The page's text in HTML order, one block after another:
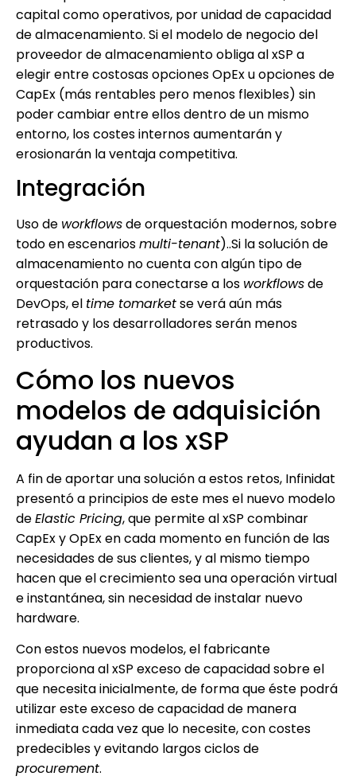
capital como operativos, por unidad de capacidad
de almacenamiento. Si el modelo de negocio del
proveedor de almacenamiento obliga al xSP a
elegir entre costosas opciones OpEx u opciones de
CapEx (más rentables pero menos flexibles) sin
poder cambiar entre ellos dentro de un mismo
entorno, los costes internos aumentarán y
erosionarán la ventaja competitiva.
Integración
Uso de workflowsde orquestación modernos, sobre
todo en escenariosmulti-tenant)..Si la solución de
almacenamiento no cuenta con algún tipo de
orquestación para conectarse a los workflowsde
DevOps, el time tomarketse verá aún más
retrasado y los desarrolladores serán menos
productivos.
Cómo los nuevos
modelos de adquisición
ayudan a los xSP
A fin de aportar una solución a estos retos, Infinidat
presentó a principios de este mes el nuevo modelo
deElastic Pricing, que permite al xSP combinar
CapEx y OpEx en cada momento en función de las
necesidades de sus clientes, y al mismo tiempo
hacen que el crecimiento sea una operación virtual
e instantánea, sin necesidad de instalar nuevo
hardware.
Con estos nuevos modelos, el fabricante
proporciona al xSP exceso de capacidad sobre el
que necesita inicialmente, de forma que éste podrá
utilizar este exceso de capacidad de manera
inmediata cada vez que lo necesite, con costes
predecibles y evitando largos ciclos de
procurement.